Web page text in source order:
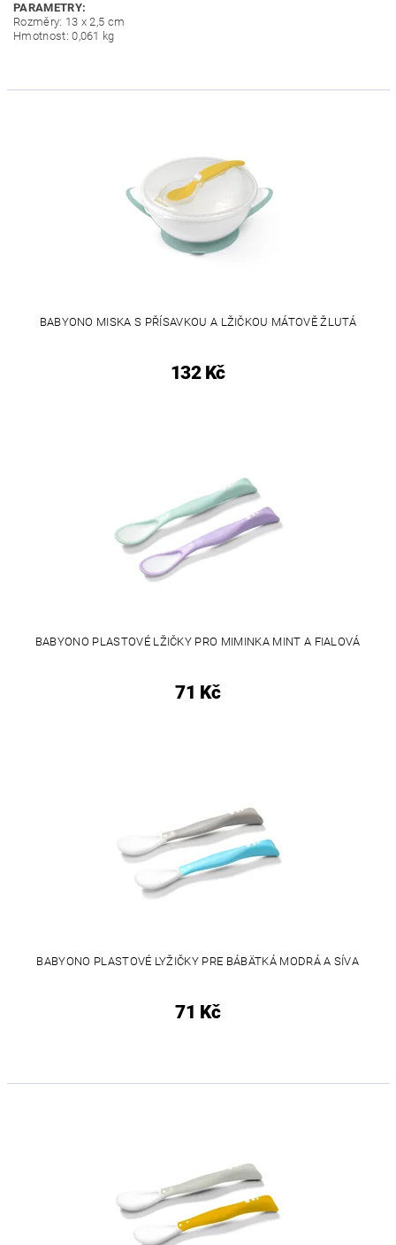
PARAMETRY:
Rozměry: 13 x 2,5 cm
Hmotnost: 0,061 kg
BABYONO MISKA S PŘÍSAVKOU A LŽIČKOU MÁTOVĚ ŽLUTÁ
132 Kč
BABYONO PLASTOVÉ LŽIČKY PRO MIMINKA MINT A FIALOVÁ
71 Kč
BABYONO PLASTOVÉ LYŽIČKY PRE BÁBÄTKÁ MODRÁ A SÍVA
71 Kč